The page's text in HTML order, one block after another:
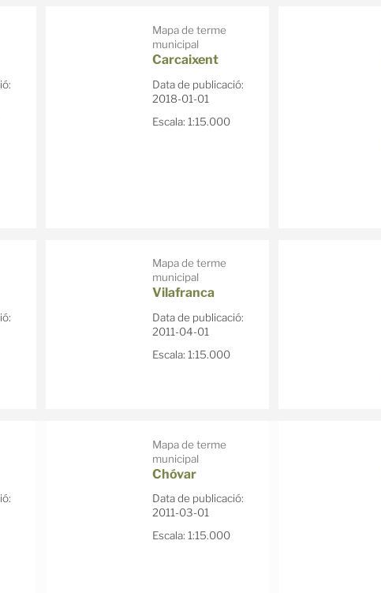
Mapa de terme
municipal
Carcaixent
Data de publicació:
2018-01-01
Escala: 1:15.000
Mapa de terme
municipal
Vilafranca
Data de publicació:
2011-04-01
Escala: 1:15.000
Mapa de terme
municipal
Chóvar
Data de publicació:
2011-03-01
Escala: 1:15.000